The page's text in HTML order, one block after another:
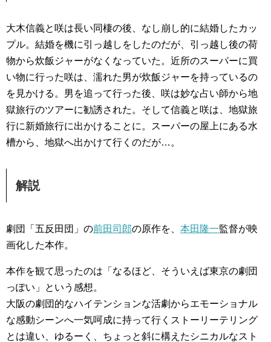
大木信義と咲は長い同棲の後、なし崩し的に結婚したカッ
プル。結婚を機に引っ越しをしたのだが、引っ越し後の荷
物から炊飯ジャーがなくなっていた。近所のスーパーに買
い物に行った咲は、濡れた男が炊飯ジャーを持っているの
を見かける。男を追って行った後、咲は妙な占い師から地
獄旅行のツアーに勧誘された。そして信義と咲は、地獄旅
行に新婚旅行に出かけることに。スーパーの屋上にある水
槽から、地獄へ出かけて行くのだが…。
解説
劇団「五反田団」の前田司郎の原作を、 本田隆一監督が映
画化した本作。
本作を観て思ったのは「なるほど、そういえば東京の劇団
っぽい」という感想。
大阪の劇団的なハイテンションな活劇からエモーショナル
な感動シーンへ一気呵成に持って行くストーリーテリング
とは違い、ゆるーく、ちょっと斜に構えたシニカルなスト